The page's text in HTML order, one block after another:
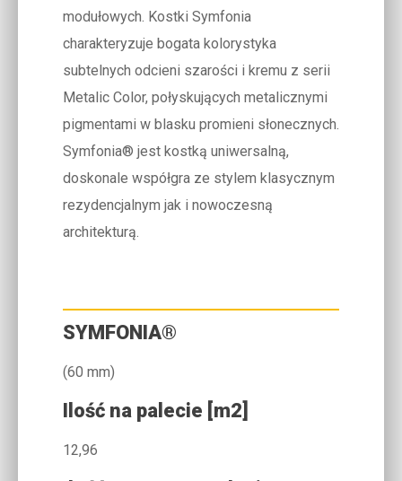
modułowych. Kostki Symfonia
charakteryzuje bogata kolorystyka
subtelnych odcieni szarości i kremu z serii
Metalic Color, połyskujących metalicznymi
pigmentami w blasku promieni słonecznych.
Symfonia® jest kostką uniwersalną,
doskonale współgra ze stylem klasycznym
rezydencjalnym jak i nowoczesną
architekturą.
SYMFONIA®
(60 mm)
Ilość na palecie [m2]
12,96